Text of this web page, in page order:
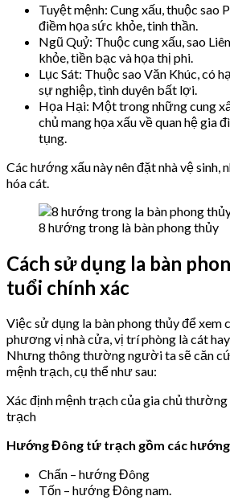
Tuyệt mệnh: Cung xấu, thuộc sao
điềm họa sức khỏe, tinh thần.
Ngũ Quỷ: Thuộc cung xấu, sao
khỏe, tiền bạc và họa thị phi.
Lục Sát: Thuộc sao Văn Khúc, có
sự nghiệp, tình duyên bất lợi.
Họa Hại: Một trong những cung
chủ mang họa xấu về quan hệ gia
tụng.
Các hướng xấu này nên đặt nhà vệ sinh,
hóa cát.
8 hướng trong là bàn phong thủy
Cách sử dụng la bàn
tuổi chính xác
Việc sử dụng la bàn phong thủy để xem
phương vị nhà cửa, vị trí phòng là cát
Nhưng thông thường người ta sẽ căn
mệnh trạch, cụ thể như sau:
Xác định mệnh trạch của gia chủ
trạch
Hướng Đông tứ trạch gồm các
Chấn – hướng Đông
Tốn – hướng Đông nam.